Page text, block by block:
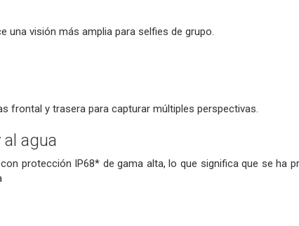
una visión más amplia para selfies de grupo.
frontal y trasera para capturar múltiples perspectivas.
agua
protección IP68* de gama alta, lo que significa que se ha